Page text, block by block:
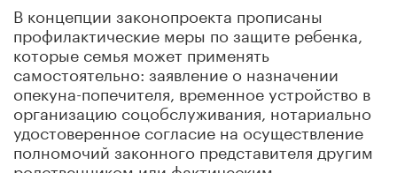
В концепции законопроекта прописаны
профилактические меры по защите ребенка,
которые семья может применять
самостоятельно: заявление о назначении
опекуна-попечителя, временное устройство в
организацию соцобслуживания, нотариально
удостоверенное согласие на осуществление
полномочий законного представителя другим